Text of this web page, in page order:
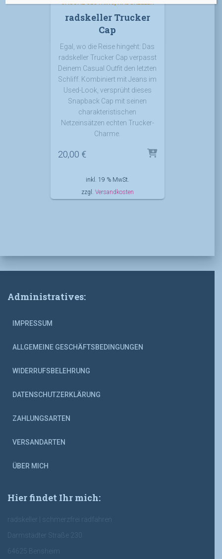
radskeller Trucker
Cap
Egal, wo die Reise hingeht: Das
radskeller Trucker Cap verpasst
Deinem Casual Outfit den letzten
Schliff. Kombiniert mit Jeans im
Used-Look, versprüht dieses
Snapback Cap mit seinen
charakteristischen
Netzeinsätzen echten Trucker-
Charme.
20,00 €
inkl. 19 % MwSt.
zzgl. Versandkosten
Administratives:
IMPRESSUM
ALLGEMEINE GESCHÄFTSBEDINGUNGEN
WIDERRUFSBELEHRUNG
DATENSCHUTZERKLÄRUNG
ZAHLUNGSARTEN
VERSANDARTEN
ÜBER MICH
Hier findet Ihr mich:
radskeller | schmerzfrei radfahren
Darmstädter Straße 230
64625 Bensheim